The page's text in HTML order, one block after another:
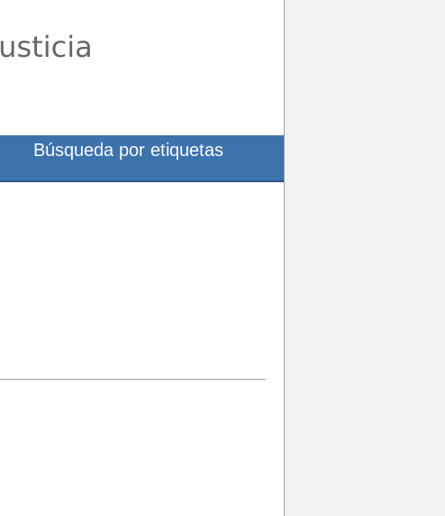
Búsqueda por etiquetas